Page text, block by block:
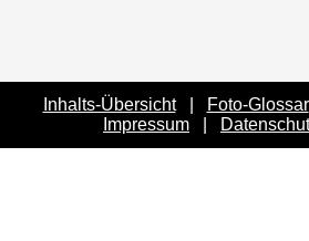
Inhalts-Übersicht| Foto-Glossar
Impressum